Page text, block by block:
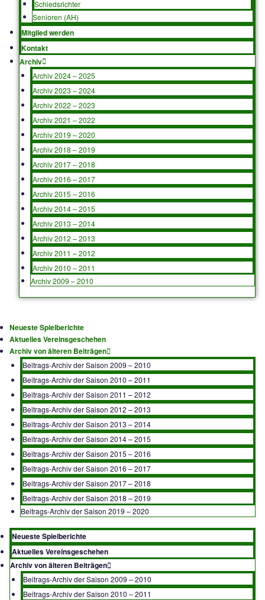
Fotos & Videos
Sponsoren
Sport
1. Mannschaft
2. Mannschaft
3. Mannschaft
Junioren
A-Junioren
B-Junioren
C-Junioren
D-Junioren
E-Junioren
F-Junioren
G-Junioren
Schiedsrichter
Senioren (AH)
Mitglied werden
Archiv
Archiv 2024 – 2025
Archiv 2023 – 2024
Archiv 2022 – 2023
Archiv 2021 – 2022
Archiv 2019 – 2020
Archiv 2018 – 2019
Archiv 2017 – 2018
Archiv 2016 – 2017
Archiv 2015 – 2016
Archiv 2014 – 2015
Archiv 2013 – 2014
Archiv 2012 – 2013
Archiv 2011 – 2012
Archiv 2010 – 2011